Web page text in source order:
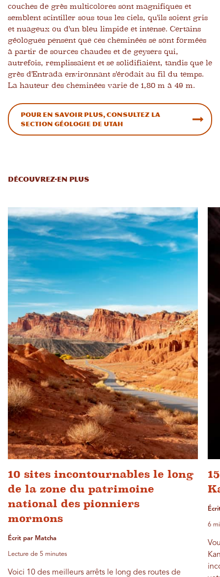
couches de grès multicolores sont magnifiques et
semblent scintiller sous tous les ciels, qu'ils soient gris
et nuageux ou d'un bleu limpide et intense. Certains
géologues pensent que ces cheminées se sont formées
à partir de sources chaudes et de geysers qui,
autrefois, remplissaient et se solidifiaient, tandis que le
grès d'Entrada environnant s'érodait au fil du temps.
La hauteur des cheminées varie de 1,80 m à 49 m.
Pour en savoir plus, consultez la
section Géologie de Utah
DÉCOUVREZ-EN PLUS
10 sites incontournables le long
de la zone du patrimoine
national des pionniers
mormons
Écrit par Matcha
Lecture de 5 minutes
Voici 10 des meilleurs arrêts le long des routes de
6